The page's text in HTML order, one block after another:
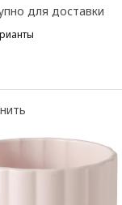
для доставки
BOYSENBÄR,
BOYSENBÄR,
BOYSENBÄR,